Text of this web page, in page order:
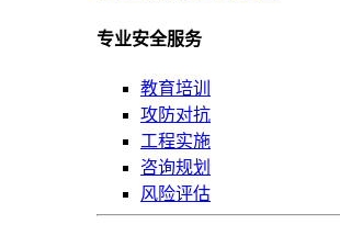
专业安全服务
教育培训
攻防对抗
工程实施
咨询规划
风险评估